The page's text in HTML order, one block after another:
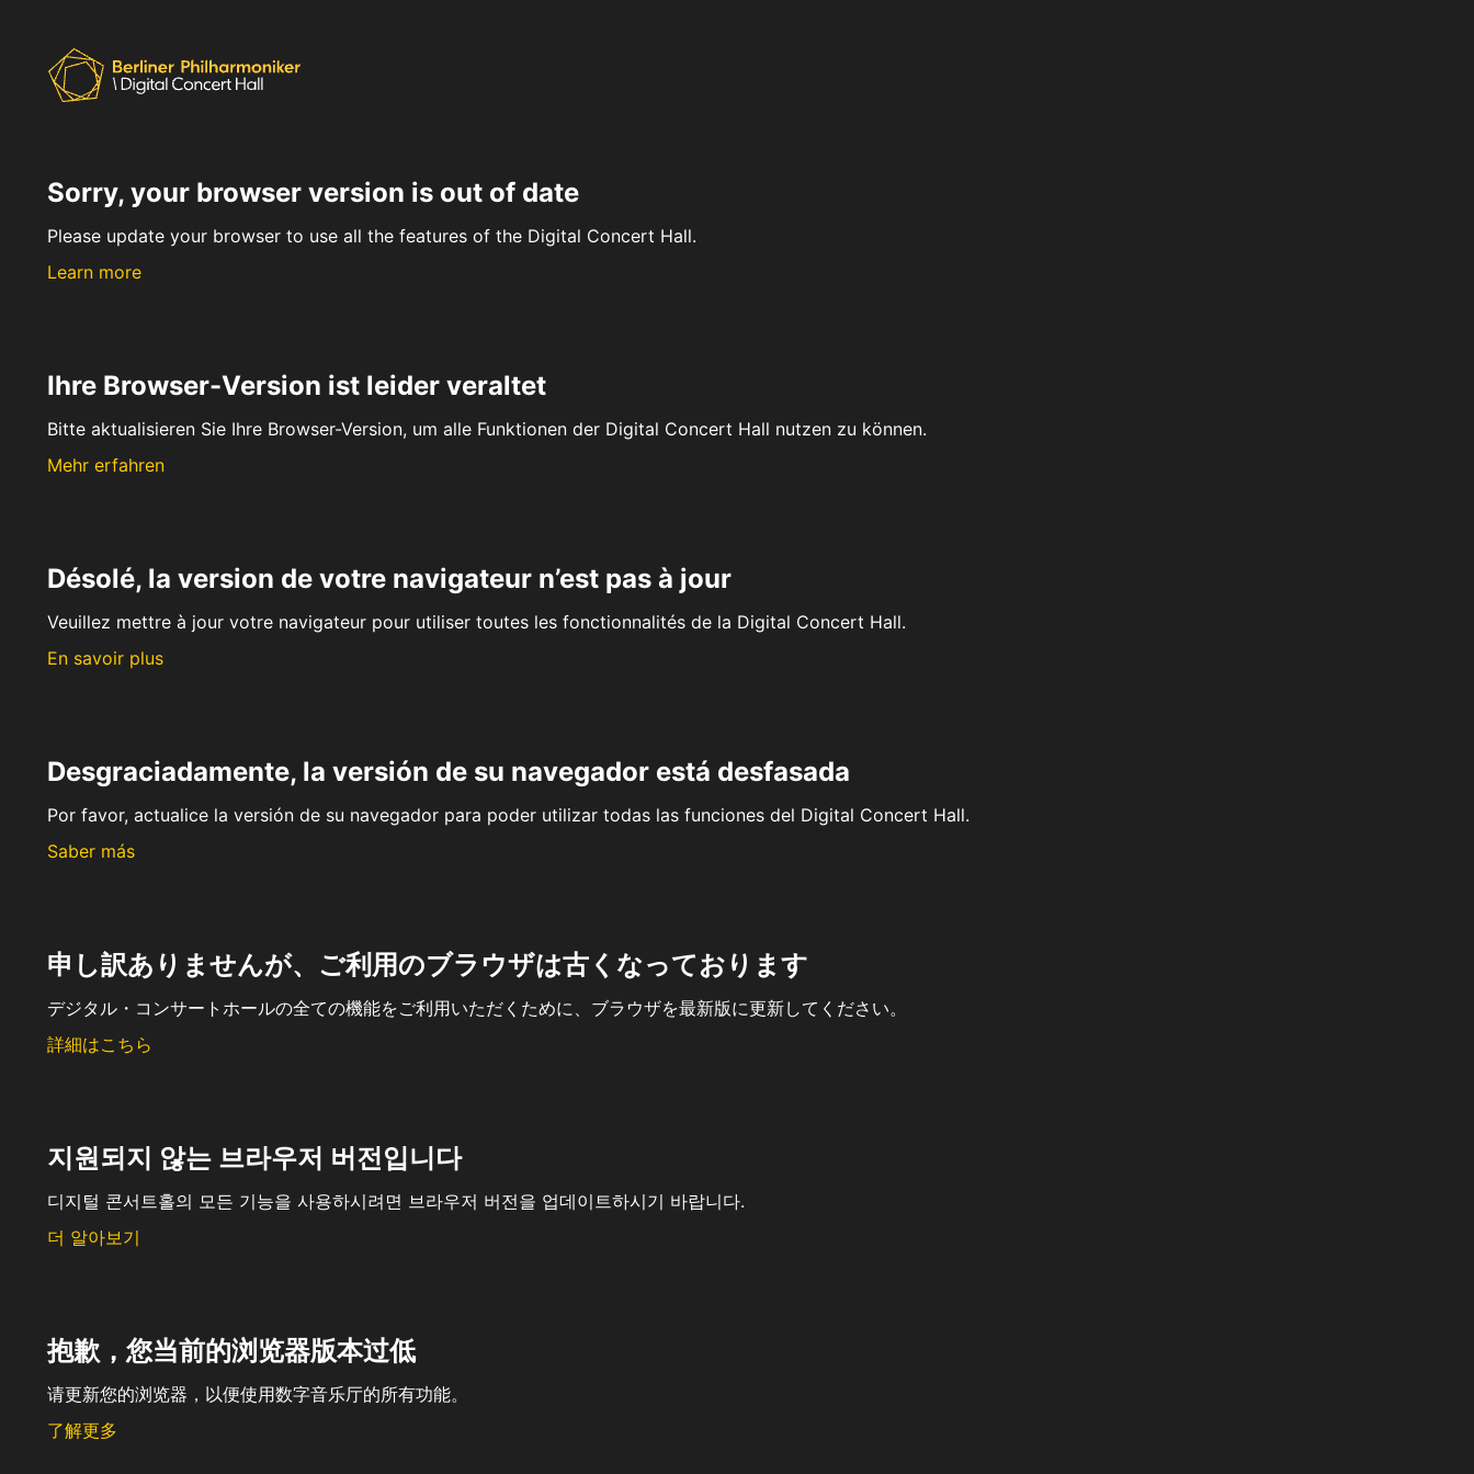
Sorry, your browser version is out of date
Please update your browser to use all the features of the Digital Concert Hall.
Learn more
Ihre Browser-Version ist leider veraltet
Bitte aktualisieren Sie Ihre Browser-Version, um alle Funktionen der Digital Concert Hall nutzen zu können.
Mehr erfahren
Désolé, la version de votre navigateur n’est pas à jour
Veuillez mettre à jour votre navigateur pour utiliser toutes les fonctionnalités de la Digital Concert Hall.
En savoir plus
Desgraciadamente, la versión de su navegador está desfasada
Por favor, actualice la versión de su navegador para poder utilizar todas las funciones del Digital Concert Hall.
Saber más
申し訳ありませんが、ご利用のブラウザは古くなっております
デジタル・コンサートホールの全ての機能をご利用いただくために、ブラウザを最新版に更新してください。
詳細はこちら
지원되지 않는 브라우저 버전입니다
디지털 콘서트홀의 모든 기능을 사용하시려면 브라우저 버전을 업데이트하시기 바랍니다.
더 알아보기
抱歉，您当前的浏览器版本过低
请更新您的浏览器，以便使用数字音乐厅的所有功能。
了解更多